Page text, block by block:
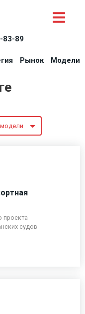
83-89
Рынок Модели
проекта
судов